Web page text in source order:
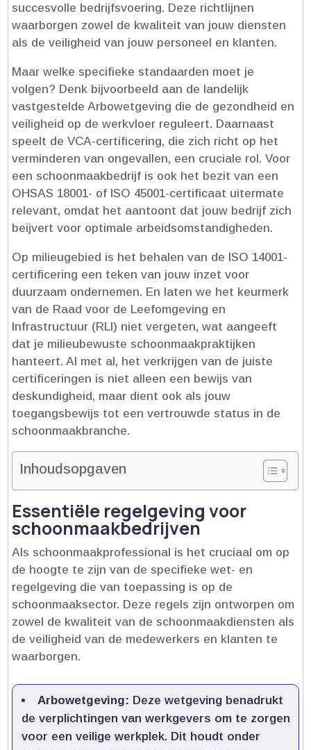
succesvolle bedrijfsvoering.​ Deze richtlijnen
waarborgen zowel de kwaliteit van jouw diensten
als de veiligheid van jouw personeel en klanten.​
Maar welke specifieke standaarden moet je
volgen? Denk bijvoorbeeld aan de landelijk
vastgestelde Arbowetgeving die de gezondheid en
veiligheid op de werkvloer reguleert.​ Daarnaast
speelt de VCA-certificering, die zich richt op het
verminderen van ongevallen, een cruciale rol.​ Voor
een schoonmaakbedrijf is ook het bezit van een
OHSAS 18001- of ISO 45001-certificaat uitermate
relevant, omdat het aantoont dat jouw bedrijf zich
beijvert voor optimale arbeidsomstandigheden.​
Op milieugebied is het behalen van de ISO 14001-
certificering een teken van jouw inzet voor
duurzaam ondernemen.​ En laten we het keurmerk
van de Raad voor de Leefomgeving en
Infrastructuur (RLI) niet vergeten, wat aangeeft
dat je milieubewuste schoonmaakpraktijken
hanteert.​ Al met al, het verkrijgen van de juiste
certificeringen is niet alleen een bewijs van
deskundigheid, maar dient ook als jouw
toegangsbewijs tot een vertrouwde status in de
schoonmaakbranche.​
Inhoudsopgaven
Essentiële regelgeving voor
schoonmaakbedrijven
Als schoonmaakprofessional is het cruciaal om op
de hoogte te zijn van de specifieke wet- en
regelgeving die van toepassing is op de
schoonmaaksector.​ Deze regels zijn ontworpen om
zowel de kwaliteit van de schoonmaakdiensten als
de veiligheid van de medewerkers en klanten te
waarborgen.​
Arbowetgeving: Deze wetgeving benadrukt
de verplichtingen van werkgevers om te zorgen
voor een veilige werkplek.​ Dit houdt onder